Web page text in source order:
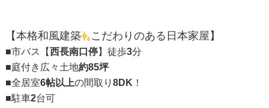
【本格和風建築 こだわりのある日本家屋】
■市バス【西長南口停】徒歩3分
■庭付き広々土地約85坪
■全居室6帖以上の間取り 8DK ！
■駐車2台可